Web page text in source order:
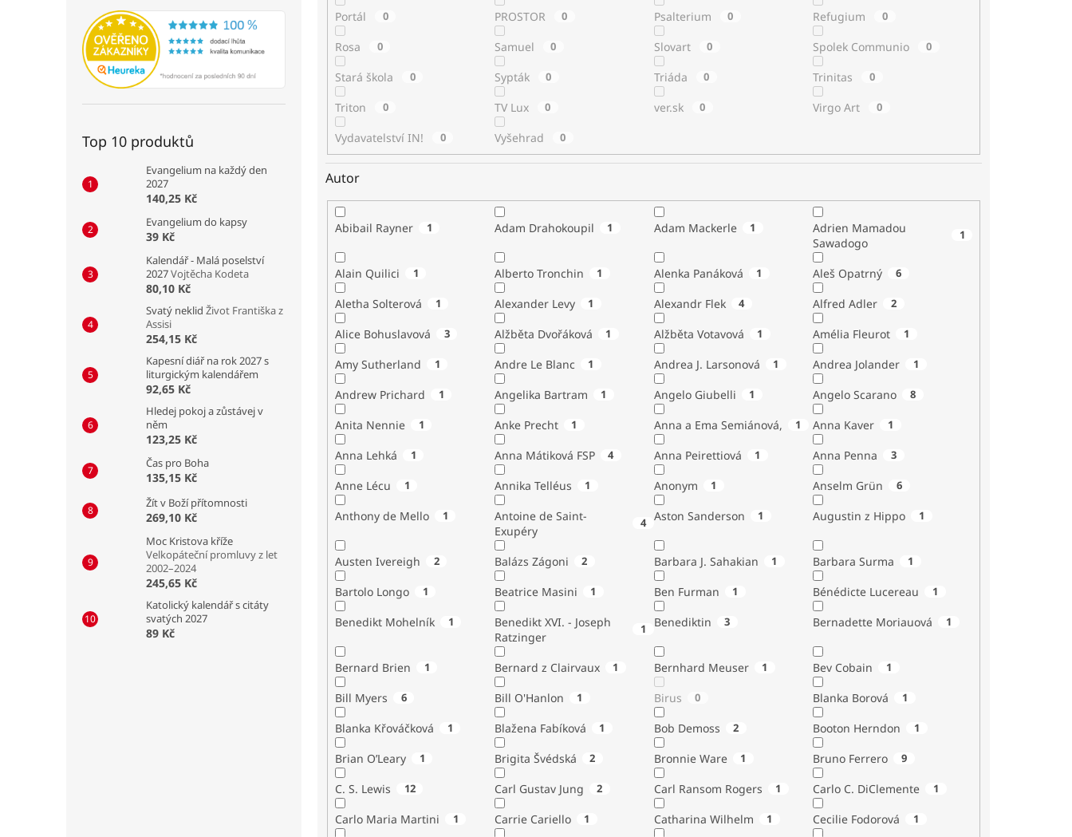
Top 10 produktů
Evangelium na každý den
2027
140,25 Kč
Evangelium do kapsy
39 Kč
Kalendář - Malá poselství
2027Vojtěcha Kodeta
80,10 Kč
Svatý neklid Život Františka z
Assisi
254,15 Kč
Kapesní diář na rok 2027 s
liturgickým kalendářem
92,65 Kč
Hledej pokoj a zůstávej v
něm
123,25 Kč
Čas pro Boha
135,15 Kč
Žít v Boží přítomnosti
269,10 Kč
Moc Kristova kříže
Velkopáteční promluvy z let
2002–2024
245,65 Kč
Katolický kalendář s citáty
svatých 2027
89 Kč
Portál 0 PROSTOR 0 Psalterium 0 Refugium 0
Rosa 0 Samuel 0 Slovart 0 Spolek Communio 0
Stará škola 0 Sypták 0 Triáda 0 Trinitas 0
Triton 0 TV Lux 0 ver.sk 0 Virgo Art 0
Vydavatelství IN! 0 Vyšehrad 0
Autor
Abibail Rayner 1 Adam Drahokoupil 1 Adam Mackerle 1
Adrien Mamadou
Sawadogo
1
Alain Quilici 1 Alberto Tronchin 1 Alenka Panáková 1 Aleš Opatrný 6
Aletha Solterová 1 Alexander Levy 1 Alexandr Flek 4 Alfred Adler 2
Alice Bohuslavová 3 Alžběta Dvořáková 1 Alžběta Votavová 1 Amélia Fleurot 1
Amy Sutherland 1 Andre Le Blanc 1 Andrea J. Larsonová 1 Andrea Jolander 1
Andrew Prichard 1 Angelika Bartram 1 Angelo Giubelli 1 Angelo Scarano 8
Anita Nennie 1 Anke Precht 1 Anna a Ema Semiánová, 1 Anna Kaver 1
Anna Lehká 1 Anna Mátiková FSP 4 Anna Peirettiová 1 Anna Penna 3
Anne Lécu 1 Annika Telléus 1 Anonym 1 Anselm Grün 6
Anthony de Mello 1
Antoine de Saint-
Exupéry
4 Aston Sanderson 1 Augustin z Hippo 1
Austen Ivereigh 2 Balázs Zágoni 2 Barbara J. Sahakian 1 Barbara Surma 1
Bartolo Longo 1 Beatrice Masini 1 Ben Furman 1 Bénédicte Lucereau 1
Benedikt Mohelník 1
Benedikt XVI. - Joseph
Ratzinger
1 Benediktin 3 Bernadette Moriauová 1
Bernard Brien 1 Bernard z Clairvaux 1 Bernhard Meuser 1 Bev Cobain 1
Bill Myers 6 Bill O'Hanlon 1 Birus 0 Blanka Borová 1
Blanka Křováčková 1 Blažena Fabíková 1 Bob Demoss 2 Booton Herndon 1
Brian O’Leary 1 Brigita Švédská 2 Bronnie Ware 1 Bruno Ferrero 9
C. S. Lewis 12 Carl Gustav Jung 2 Carl Ransom Rogers 1 Carlo C. DiClemente 1
Carlo Maria Martini 1 Carrie Cariello 1 Catharina Wilhelm 1 Cecilie Fodorová 1